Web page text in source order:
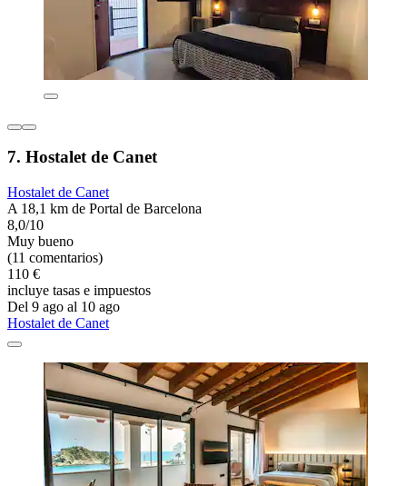
7. Hostalet de Canet
Hostalet de Canet
A 18,1 km de Portal de Barcelona
8,0/10
Muy bueno
(11 comentarios)
110 €
incluye tasas e impuestos
Del 9 ago al 10 ago
Hostalet de Canet